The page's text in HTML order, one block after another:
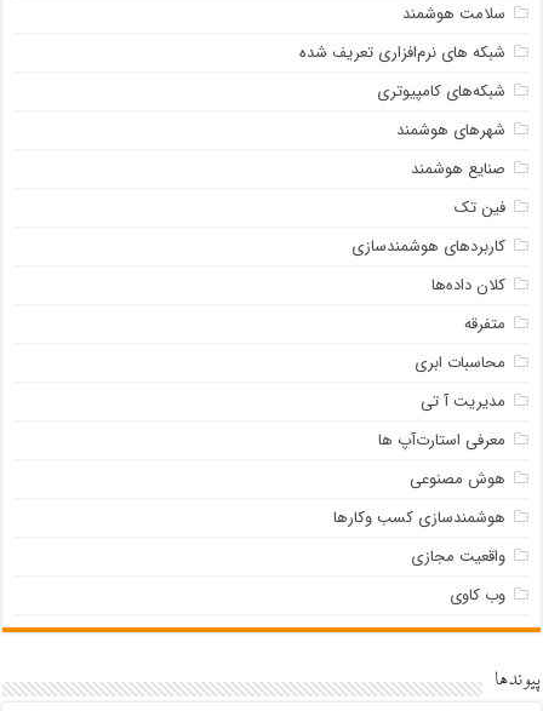
سلامت هوشمند
شبکه ‌های نرم‌افزاری تعریف شده
شبکه‌های کامپیوتری
شهرهای هوشمند
صنایع هوشمند
فین تک
کاربردهای هوشمندسازی
کلان داده‌ها
متفرقه
محاسبات ابری
مدیریت آ تی
معرفی استارت‌آپ ها
هوش مصنوعی
هوشمندسازی کسب وکارها
واقعیت مجازی
وب کاوی
پیوندها